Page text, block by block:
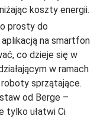
koszty energii.
prosty do
na smartfon
co dzieje się w
w ramach
sprzątające.
od Berge –
tylko ułatwi Ci